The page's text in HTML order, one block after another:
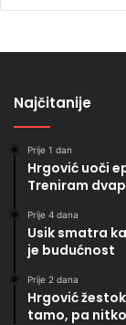
Najčitanije
Prije 1 dan
Hrgović uoči
Treniram
Prije 4 dana
Usik smatra
je budućnost
Prije 2 dana
Hrgović
tamo, pa